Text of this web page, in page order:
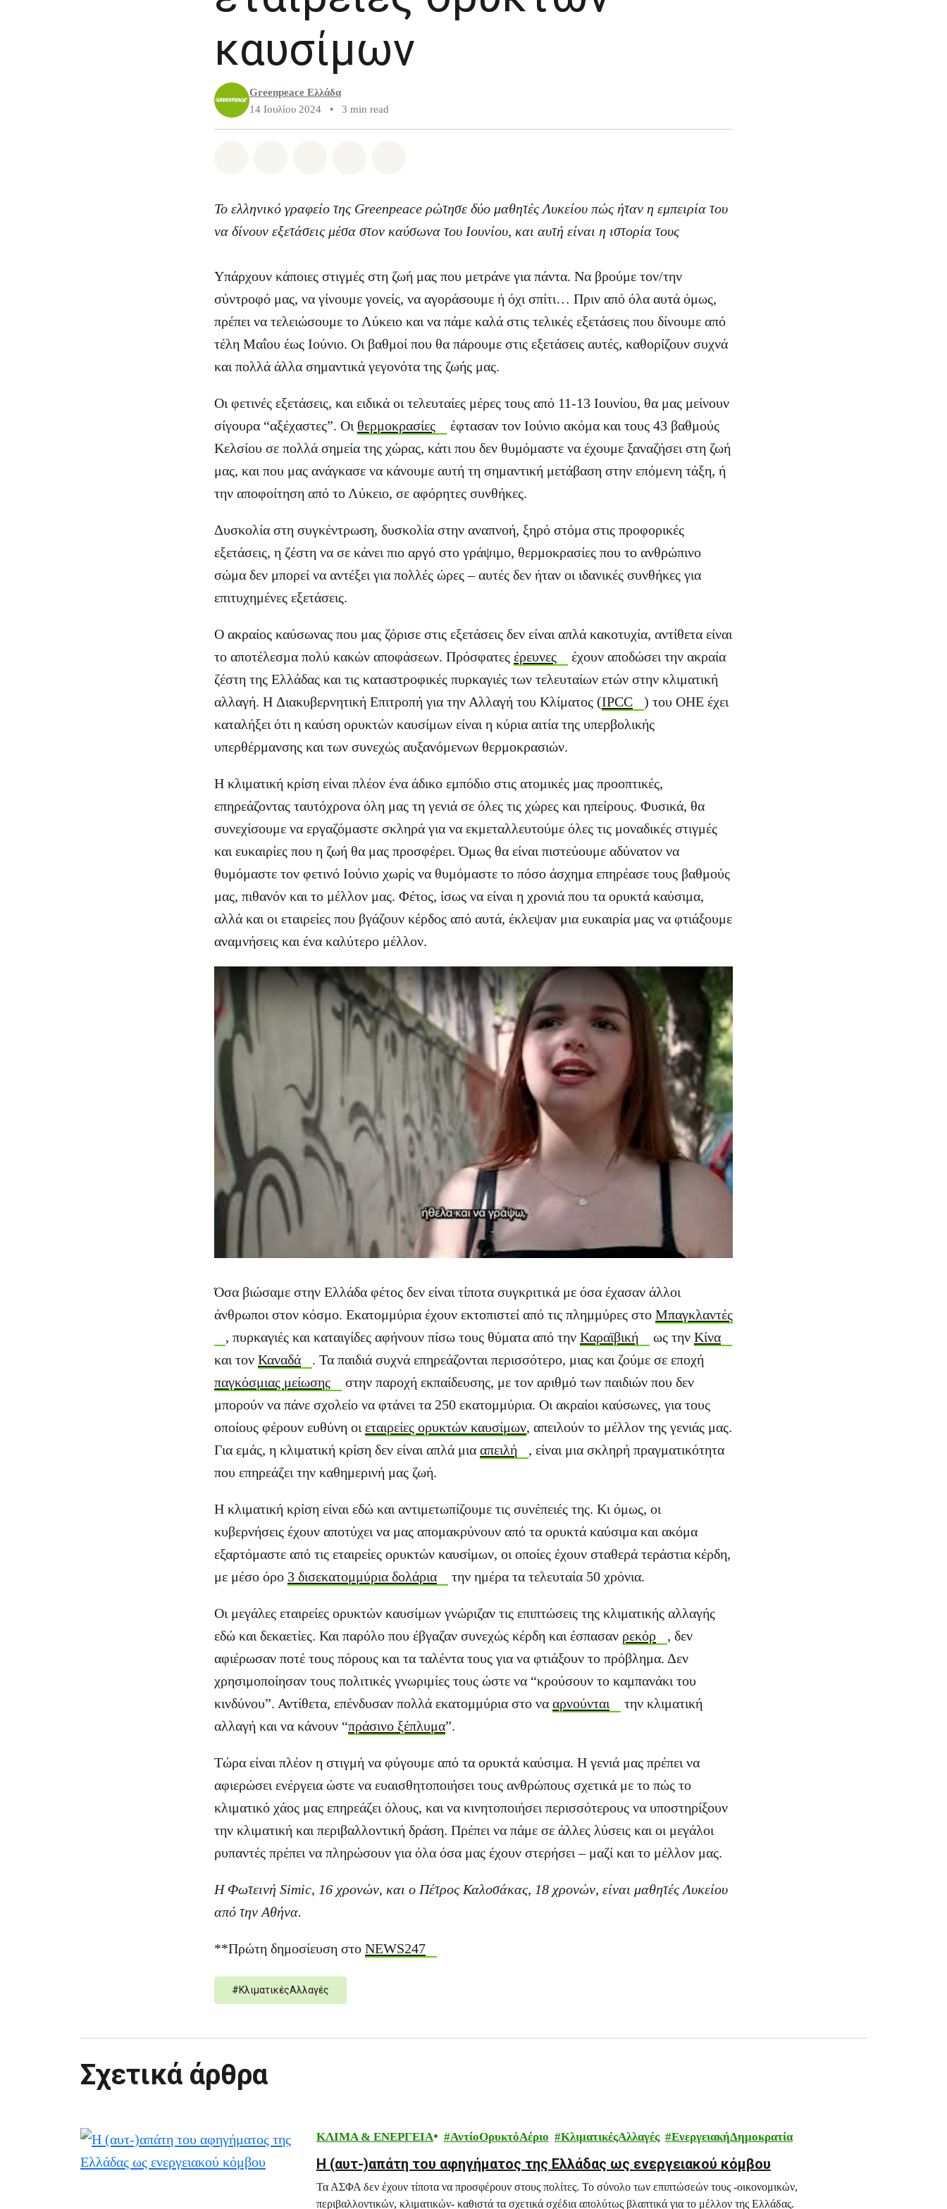
καυσίμων
Greenpeace Ελλάδα
14 Ιουλίου 2024
• 3 min read
Το ελληνικό γραφείο της Greenpeace ρώτησε δύο μαθητές Λυκείου πώς ήταν η εμπειρία του
να δίνουν εξετάσεις μέσα στον καύσωνα του Ιουνίου, και αυτή είναι η ιστορία τους
Υπάρχουν κάποιες στιγμές στη ζωή μας που μετράνε για πάντα. Να βρούμε τον/την
σύντροφό μας, να γίνουμε γονείς, να αγοράσουμε ή όχι σπίτι… Πριν από όλα αυτά όμως,
πρέπει να τελειώσουμε το Λύκειο και να πάμε καλά στις τελικές εξετάσεις που δίνουμε από
τέλη Μαΐου έως Ιούνιο. Οι βαθμοί που θα πάρουμε στις εξετάσεις αυτές, καθορίζουν συχνά
και πολλά άλλα σημαντικά γεγονότα της ζωής μας.
Οι φετινές εξετάσεις, και ειδικά οι τελευταίες μέρες τους από 11-13 Ιουνίου, θα μας μείνουν
σίγουρα “αξέχαστες”. Οι θερμοκρασίες
έφτασαν τον Ιούνιο ακόμα και τους 43 βαθμούς
Κελσίου σε πολλά σημεία της χώρας, κάτι που δεν θυμόμαστε να έχουμε ξαναζήσει στη ζωή
μας, και που μας ανάγκασε να κάνουμε αυτή τη σημαντική μετάβαση στην επόμενη τάξη, ή
την αποφοίτηση από το Λύκειο, σε αφόρητες συνθήκες.
Δυσκολία στη συγκέντρωση, δυσκολία στην αναπνοή, ξηρό στόμα στις προφορικές
εξετάσεις, η ζέστη να σε κάνει πιο αργό στο γράψιμο, θερμοκρασίες που το ανθρώπινο
σώμα δεν μπορεί να αντέξει για πολλές ώρες – αυτές δεν ήταν οι ιδανικές συνθήκες για
επιτυχημένες εξετάσεις.
Ο ακραίος καύσωνας που μας ζόρισε στις εξετάσεις δεν είναι απλά κακοτυχία, αντίθετα είναι
το αποτέλεσμα πολύ κακών αποφάσεων. Πρόσφατες έρευνες
έχουν αποδώσει την ακραία
ζέστη της Ελλάδας και τις καταστροφικές πυρκαγιές των τελευταίων ετών στην κλιματική
αλλαγή. H Διακυβερνητική Επιτροπή για την Αλλαγή του Κλίματος (IPCC
) του ΟΗΕ έχει
καταλήξει ότι η καύση ορυκτών καυσίμων είναι η κύρια αιτία της υπερβολικής
υπερθέρμανσης και των συνεχώς αυξανόμενων θερμοκρασιών.
Η κλιματική κρίση είναι πλέον ένα άδικο εμπόδιο στις ατομικές μας προοπτικές,
επηρεάζοντας ταυτόχρονα όλη μας τη γενιά σε όλες τις χώρες και ηπείρους. Φυσικά, θα
συνεχίσουμε να εργαζόμαστε σκληρά για να εκμεταλλευτούμε όλες τις μοναδικές στιγμές
και ευκαιρίες που η ζωή θα μας προσφέρει. Όμως θα είναι πιστεύουμε αδύνατον να
θυμόμαστε τον φετινό Ιούνιο χωρίς να θυμόμαστε το πόσο άσχημα επηρέασε τους βαθμούς
μας, πιθανόν και το μέλλον μας. Φέτος, ίσως να είναι η χρονιά που τα ορυκτά καύσιμα,
αλλά και οι εταιρείες που βγάζουν κέρδος από αυτά, έκλεψαν μια ευκαιρία μας να φτιάξουμε
αναμνήσεις και ένα καλύτερο μέλλον.
Όσα βιώσαμε στην Ελλάδα φέτος δεν είναι τίποτα συγκριτικά με όσα έχασαν άλλοι
άνθρωποι στον κόσμο. Εκατομμύρια έχουν εκτοπιστεί από τις πλημμύρες στο Μπαγκλαντές
, πυρκαγιές και καταιγίδες αφήνουν πίσω τους θύματα από την Καραϊβική ως την Κίνα
και τον Καναδά
. Τα παιδιά συχνά επηρεάζονται περισσότερο, μιας και ζούμε σε εποχή
παγκόσμιας μείωσης
στην παροχή εκπαίδευσης, με τον αριθμό των παιδιών που δεν
μπορούν να πάνε σχολείο να φτάνει τα 250 εκατομμύρια. Οι ακραίοι καύσωνες, για τους
οποίους φέρουν ευθύνη οι εταιρείες ορυκτών καυσίμων, απειλούν το μέλλον της γενιάς μας.
Για εμάς, η κλιματική κρίση δεν είναι απλά μια απειλή
, είναι μια σκληρή πραγματικότητα
που επηρεάζει την καθημερινή μας ζωή.
Η κλιματική κρίση είναι εδώ και αντιμετωπίζουμε τις συνέπειές της. Κι όμως, οι
κυβερνήσεις έχουν αποτύχει να μας απομακρύνουν από τα ορυκτά καύσιμα και ακόμα
εξαρτόμαστε από τις εταιρείες ορυκτών καυσίμων, οι οποίες έχουν σταθερά τεράστια κέρδη,
με μέσο όρο 3 δισεκατομμύρια δολάρια την ημέρα τα τελευταία 50 χρόνια.
Οι μεγάλες εταιρείες ορυκτών καυσίμων γνώριζαν τις επιπτώσεις της κλιματικής αλλαγής
εδώ και δεκαετίες. Και παρόλο που έβγαζαν συνεχώς κέρδη και έσπασαν ρεκόρ
, δεν
αφιέρωσαν ποτέ τους πόρους και τα ταλέντα τους για να φτιάξουν το πρόβλημα. Δεν
χρησιμοποίησαν τους πολιτικές γνωριμίες τους ώστε να “κρούσουν το καμπανάκι του
κινδύνου”. Αντίθετα, επένδυσαν πολλά εκατομμύρια στο να αρνούνται
την κλιματική
αλλαγή και να κάνουν “πράσινο ξέπλυμα”.
Τώρα είναι πλέον η στιγμή να φύγουμε από τα ορυκτά καύσιμα. Η γενιά μας πρέπει να
αφιερώσει ενέργεια ώστε να ευαισθητοποιήσει τους ανθρώπους σχετικά με το πώς το
κλιματικό χάος μας επηρεάζει όλους, και να κινητοποιήσει περισσότερους να υποστηρίξουν
την κλιματική και περιβαλλοντική δράση. Πρέπει να πάμε σε άλλες λύσεις και οι μεγάλοι
ρυπαντές πρέπει να πληρώσουν για όλα όσα μας έχουν στερήσει – μαζί και το μέλλον μας.
Η Φωτεινή Simic, 16 χρονών, και ο Πέτρος Καλοσάκας, 18 χρονών, είναι μαθητές Λυκείου
από την Αθήνα.
**Πρώτη δημοσίευση στο NEWS247
#ΚλιματικέςΑλλαγές
Σχετικά άρθρα
ΚΛΙΜΑ & ΕΝΕΡΓΕΙΑ ΑντίοΟρυκτόΑέριο ΚλιματικέςΑλλαγές ΕνεργειακήΔημοκρατία
H (αυτ-)απάτη του αφηγήματος της Ελλάδας ως ενεργειακού κόμβου
Τα ΑΣΦΑ δεν έχουν τίποτα να προσφέρουν στους πολίτες. Το σύνολο των επιπτώσεών τους -οικονομικών,
περιβαλλοντικών, κλιματικών- καθιστά τα σχετικά σχέδια απολύτως βλαπτικά για το μέλλον της Ελλάδας.